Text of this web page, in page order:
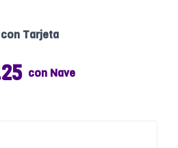
con Tarjeta
con Nave